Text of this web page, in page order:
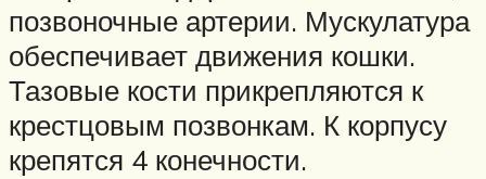
позвоночные артерии. Мускулатура
обеспечивает движения кошки.
Тазовые кости прикрепляются к
крестцовым позвонкам. К корпусу
крепятся 4 конечности.